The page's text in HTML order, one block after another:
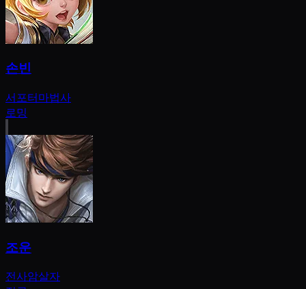
손빈
서포터마법사
로밍
조운
전사암살자